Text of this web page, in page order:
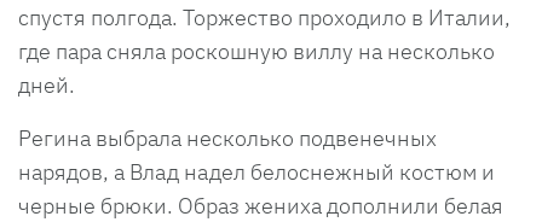
спустя полгода. Торжество проходило в Италии,
где пара сняла роскошную виллу на несколько
дней.
Регина выбрала несколько подвенечных
нарядов, а Влад надел белоснежный костюм и
черные брюки. Образ жениха дополнили белая